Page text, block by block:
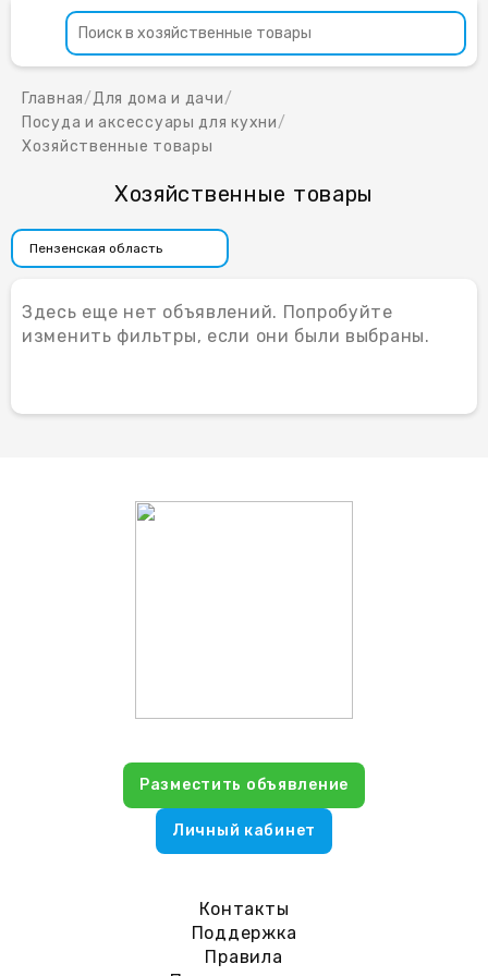
Главная/Для дома и дачи/
Посуда и аксессуары для кухни/
Хозяйственные товары
Хозяйственные товары
Здесь еще нет объявлений. Попробуйте
изменить фильтры, если они были выбраны.
Контакты
Поддержка
Правила
Разместить объявление
Личный кабинет